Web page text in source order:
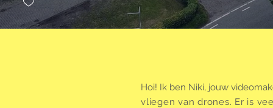
Hoi! Ik ben Niki, jouw
vliegen van drones. Er is